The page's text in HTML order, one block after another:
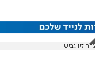
זיו גביש